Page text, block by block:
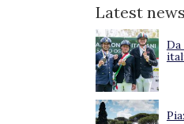
Latest news
Da